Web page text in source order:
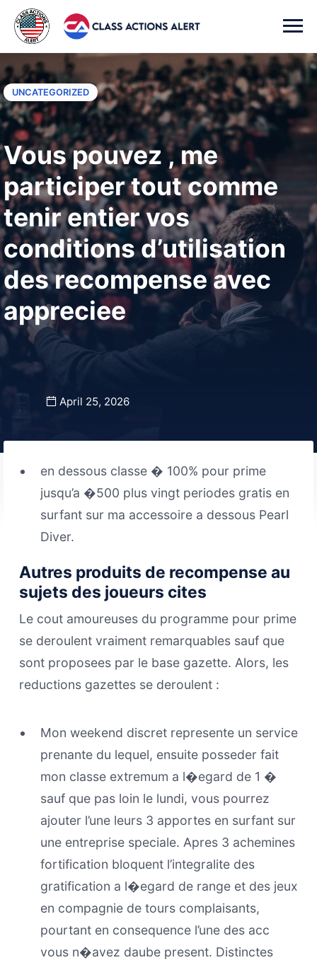
UNCATEGORIZED
Vous pouvez , me
participer tout comme
tenir entier vos
conditions d’utilisation
des recompense avec
appreciee
April 25, 2026
en dessous classe � 100% pour prime
jusqu’a �500 plus vingt periodes gratis en
surfant sur ma accessoire a dessous Pearl
Diver.
Autres produits de recompense au
sujets des joueurs cites
Le cout amoureuses du programme pour prime
se deroulent vraiment remarquables sauf que
sont proposees par le base gazette. Alors, les
reductions gazettes se deroulent :
Mon weekend discret represente un service
prenante du lequel, ensuite posseder fait
mon classe extremum a l�egard de 1 �
sauf que pas loin le lundi, vous pourrez
ajouter l’une leurs 3 apportes en surfant sur
une entreprise speciale. Apres 3 achemines
fortification bloquent l’integralite des
gratification a l�egard de range et des jeux
en compagnie de tours complaisants,
pourtant en consequence l’une des acc
vous n�avez daube present. Distinctes